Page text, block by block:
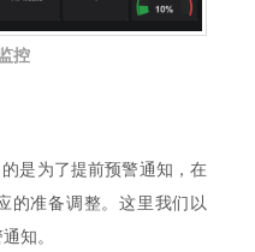
控
是为了提前预警通知，在
的准备调整。这里我们以
知。